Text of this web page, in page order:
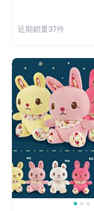
近期銷量37件